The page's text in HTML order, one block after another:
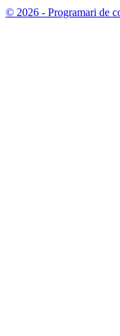
© 2026 - Programari de